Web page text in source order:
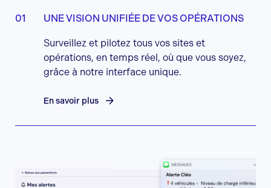
UNE VISION UNIFIÉE DE VOS OPÉRATIONS
Surveillez et pilotez tous vos sites et
opérations, en temps réel, où que vous soyez,
grâce à notre interface unique.
En savoir plus